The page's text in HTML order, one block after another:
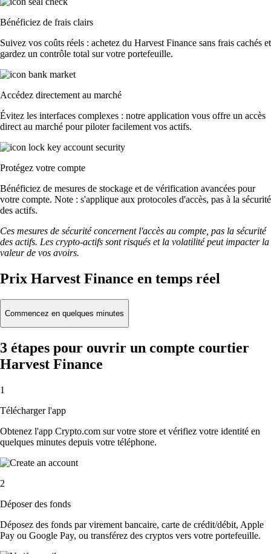
Bénéficiez de frais clairs
Suivez vos coûts réels : achetez du Harvest Finance sans frais cachés et
gardez un contrôle total sur votre portefeuille.
Accédez directement au marché
Évitez les interfaces complexes : notre application vous offre un accès
direct au marché pour piloter facilement vos actifs.
Protégez votre compte
Bénéficiez de mesures de stockage et de vérification avancées pour
votre compte. Note : s'applique aux protocoles d'accès, pas à la sécurité
des actifs.
Ces mesures de sécurité concernent l'accès au compte, pas la sécurité
des actifs. Les crypto-actifs sont risqués et la volatilité peut impacter la
valeur de vos avoirs.
Prix Harvest Finance en temps réel
Commencez en quelques minutes
3 étapes pour ouvrir un compte courtier
Harvest Finance
1
Télécharger l'app
Obtenez l'app Crypto.com sur votre store et vérifiez votre identité en
quelques minutes depuis votre téléphone.
2
Déposer des fonds
Déposez des fonds par virement bancaire, carte de crédit/débit, Apple
Pay ou Google Pay, ou transférez des cryptos vers votre portefeuille.